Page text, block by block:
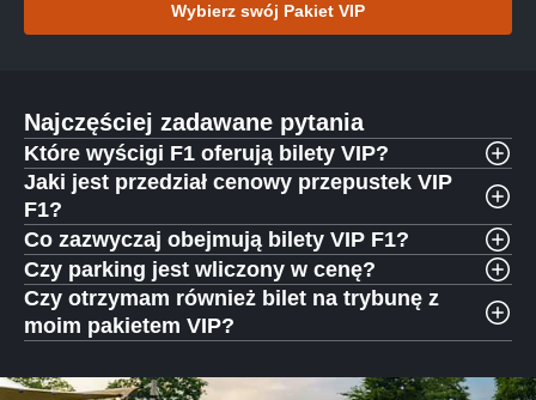
Wybierz swój Pakiet VIP
Najczęściej zadawane pytania
Które wyścigi F1 oferują bilety VIP?
Jaki jest przedział cenowy przepustek VIP
F1?
Co zazwyczaj obejmują bilety VIP F1?
Czy parking jest wliczony w cenę?
Czy otrzymam również bilet na trybunę z
moim pakietem VIP?